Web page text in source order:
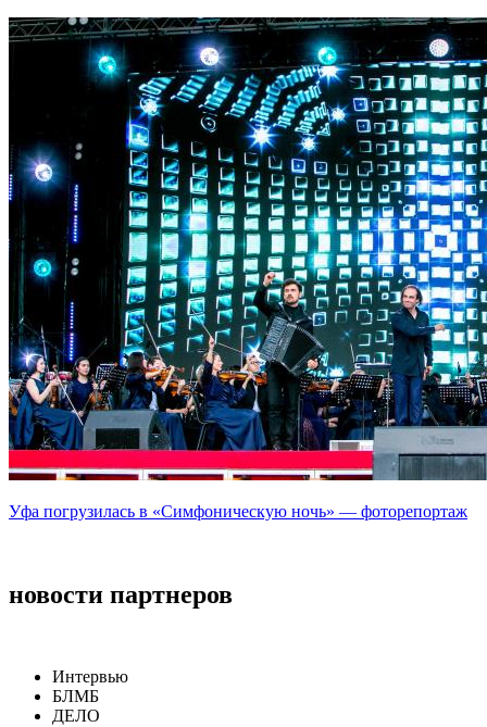
Уфа погрузилась в «Симфоническую ночь» — фоторепортаж
новости партнеров
Интервью
БЛМБ
ДЕЛО